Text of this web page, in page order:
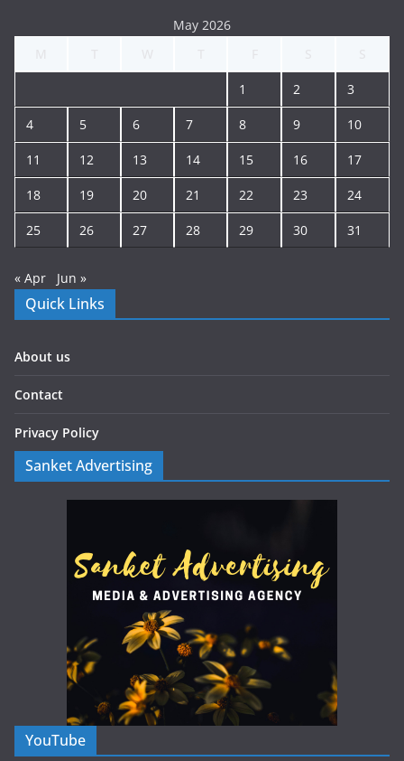
May 2026
1 2 3
4 5 6 7 8 9 10
11 12 13 14 15 16 17
18 19 20 21 22 23 24
25 26 27 28 29 30 31
« Apr Jun »
Quick Links
About us
Contact
Privacy Policy
Sanket Advertising
YouTube